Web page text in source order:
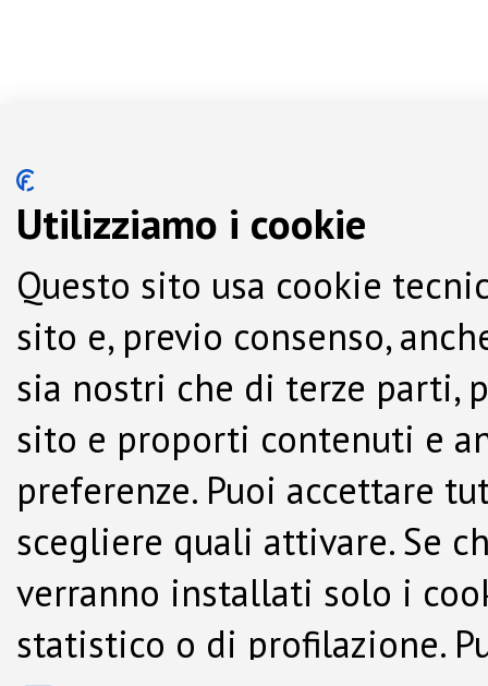
Utilizziamo i cookie
Questo sito usa cookie
sito e, previo consenso,
sia nostri che di terze parti,
sito e proporti contenuti e
preferenze. Puoi accettare
scegliere quali attivare. Se
verranno installati solo i
statistico o di profilazione.